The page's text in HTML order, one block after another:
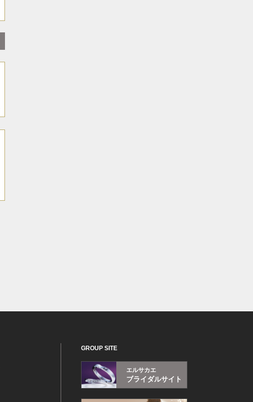
GROUP SITE
エルサカエ
ブライダルサイト